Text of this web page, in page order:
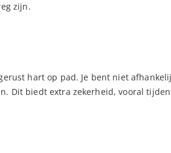
zijn.
hart op pad. Je bent niet
Dit biedt extra zekerheid, vooral